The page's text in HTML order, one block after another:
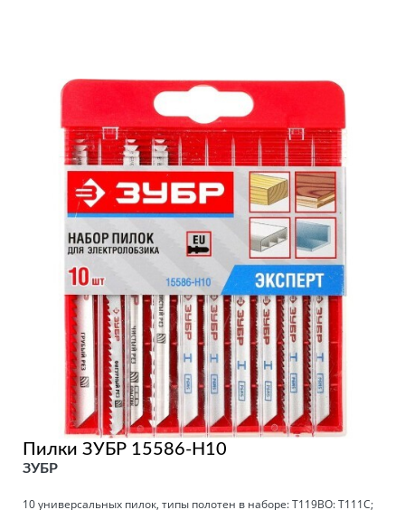
Пилки ЗУБР 15586-H10
ЗУБР
10 универсальных пилок, типы полотен в наборе: T119BO: T111C;